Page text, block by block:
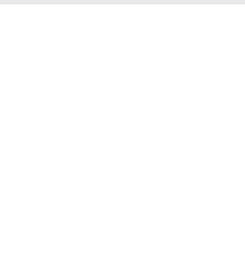
MER KUNSKAP INOM